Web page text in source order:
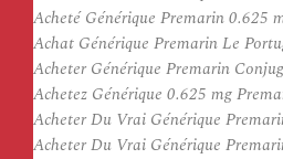
Acheté Générique Premarin 0.625
Achat Générique Premarin Le
Acheter Générique Premarin
Achetez Générique 0.625 mg
Acheter Du Vrai Générique
Acheter Du Vrai Générique